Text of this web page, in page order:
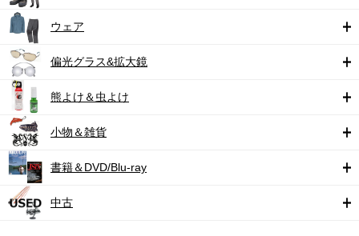
ウェア
偏光グラス&拡大鏡
熊よけ＆虫よけ
小物＆雑貨
書籍＆DVD/Blu-ray
中古